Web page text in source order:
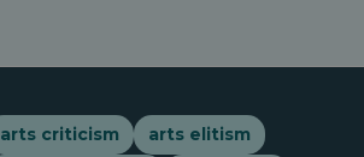
arts criticism
arts elitism